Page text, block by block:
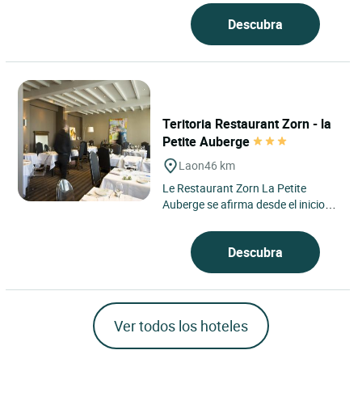
Descubra
Teritoria Restaurant Zorn - la
Petite Auberge
Laon46 km
Le Restaurant Zorn La Petite
Auberge se afirma desde el inicio
arraigada en el espíritu...
Descubra
Ver todos los hoteles